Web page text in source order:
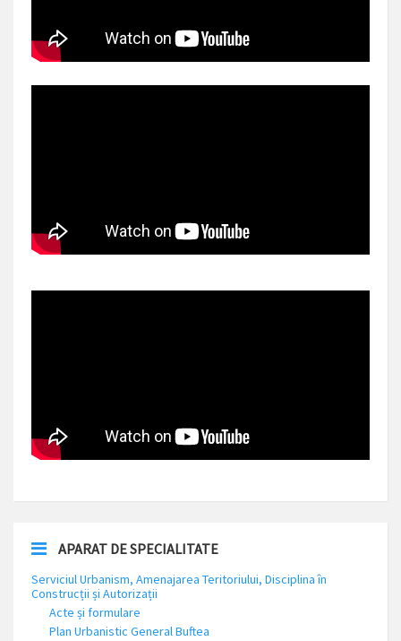
APARAT DE SPECIALITATE
Serviciul Urbanism, Amenajarea Teritoriului, Disciplina în
Construcții și Autorizații
Acte și formulare
Plan Urbanistic General Buftea